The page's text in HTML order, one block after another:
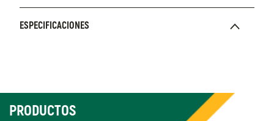
ESPECIFICACIONES
PRODUCTOS